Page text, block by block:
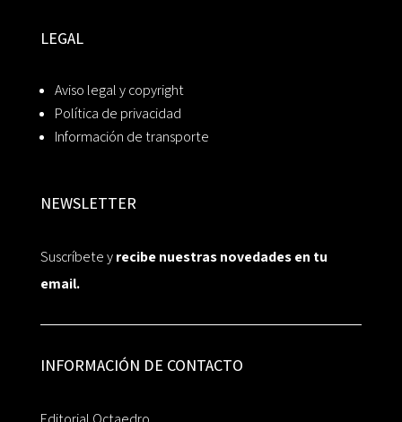
LEGAL
Aviso legal y copyright
Política de privacidad
Información de transporte
NEWSLETTER
Suscríbete yrecibe nuestras novedades en tu
email.
INFORMACIÓN DE CONTACTO